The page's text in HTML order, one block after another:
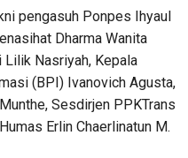
pengasuh Ponpes Ihyaul
Dharma Wanita
Nasriyah, Kepala
(BPI) Ivanovich Agusta,
Sesdirjen PPKTrans
Erlin Chaerlinatun M.